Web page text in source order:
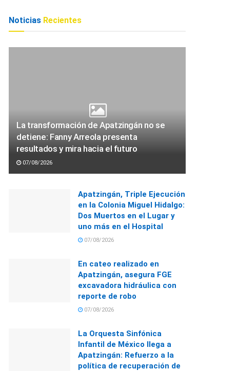
Noticias Recientes
La transformación de Apatzingán no se
detiene: Fanny Arreola presenta
resultados y mira hacia el futuro
07/08/2026
Apatzingán, Triple Ejecución
en la Colonia Miguel Hidalgo:
Dos Muertos en el Lugar y
uno más en el Hospital
07/08/2026
En cateo realizado en
Apatzingán, asegura FGE
excavadora hidráulica con
reporte de robo
07/08/2026
La Orquesta Sinfónica
Infantil de México llega a
Apatzingán: Refuerzo a la
política de recuperación de